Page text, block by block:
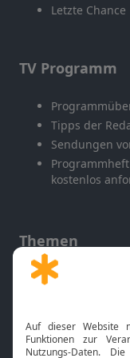
Letzte Chance
TV Programm
Tipps der
Sendungen
Programmheft
kostenlos
Themen
Gott und Bibel
Neuigkeiten